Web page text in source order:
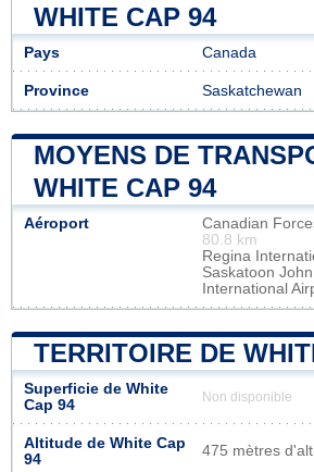
WHITE CAP 94
Pays Canada
Province Saskatchewan
MOYENS DE
WHITE CAP 94
Aéroport
Canadian
80.8 km
Regina
Saskatoon
International
TERRITOIRE DE
Superficie de White
Cap 94
Non disponible
Altitude de White Cap
94
475 mètres